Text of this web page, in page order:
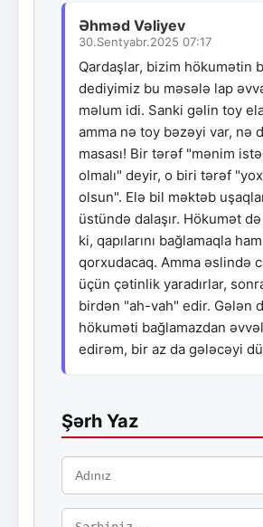
Əhməd Vəliyev
30.Sentyabr.2025 07:17
Qardaşlar, bizim hökumətin
dediyimiz bu məsələ lap
məlum idi. Sanki gəlin toy
amma nə toy bəzəyi var, nə
masası! Bir tərəf "mənim
olmalı" deyir, o biri tərəf
olsun". Elə bil məktəb
üstündə dalaşır. Hökumət
ki, qapılarını bağlamaqla
qorxudacaq. Amma əslində
üçün çətinlik yaradırlar,
birdən "ah-vah" edir. Gələn
hökuməti bağlamazdan
edirəm, bir az da gələcəyi
Şərh Yaz